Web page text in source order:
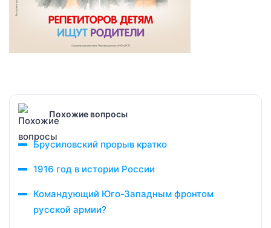
Похожие вопросы
Брусиловский прорыв кратко
1916 год в истории России
Командующий Юго-Западным фронтом
русской армии?